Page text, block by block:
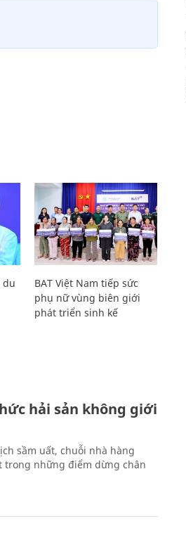
du
BAT Việt Nam tiếp sức
phụ nữ vùng biên giới
phát triển sinh kế
hải sản không giới
sầm uất, chuỗi nhà hàng
trong những điểm dừng chân